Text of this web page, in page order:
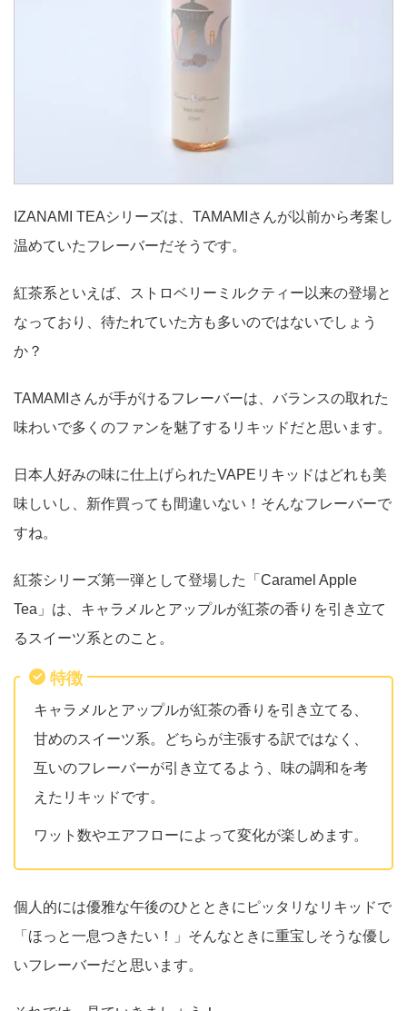
IZANAMI TEAシリーズは、TAMAMIさんが以前から考案し
温めていたフレーバーだそうです。
紅茶系といえば、ストロベリーミルクティー以来の登場と
なっており、待たれていた方も多いのではないでしょう
か？
TAMAMIさんが手がけるフレーバーは、バランスの取れた
味わいで多くのファンを魅了するリキッドだと思います。
日本人好みの味に仕上げられたVAPEリキッドはどれも美
味しいし、新作買っても間違いない！そんなフレーバーで
すね。
紅茶シリーズ第一弾として登場した「Caramel Apple
Tea」は、キャラメルとアップルが紅茶の香りを引き立て
るスイーツ系とのこと。
特徴
キャラメルとアップルが紅茶の香りを引き立てる、
甘めのスイーツ系。どちらが主張する訳ではなく、
互いのフレーバーが引き立てるよう、味の調和を考
えたリキッドです。
ワット数やエアフローによって変化が楽しめます。
個人的には優雅な午後のひとときにピッタリなリキッドで
「ほっと一息つきたい！」そんなときに重宝しそうな優し
いフレーバーだと思います。